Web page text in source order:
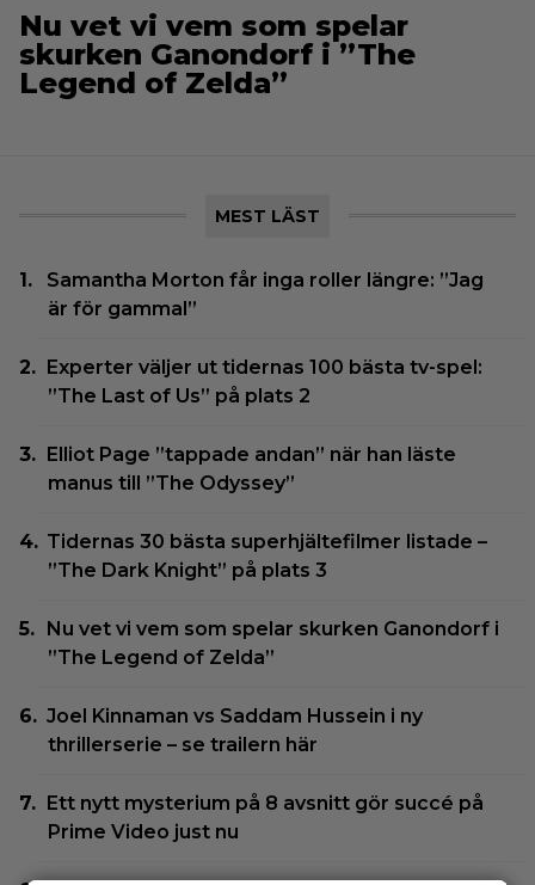
Nu vet vi vem som spelar
skurken Ganondorf i ”The
Legend of Zelda”
MEST LÄST
Samantha Morton får inga roller längre: ”Jag
är för gammal”
Experter väljer ut tidernas 100 bästa tv-spel:
”The Last of Us” på plats 2
Elliot Page ”tappade andan” när han läste
manus till ”The Odyssey”
Tidernas 30 bästa superhjältefilmer listade –
”The Dark Knight” på plats 3
Nu vet vi vem som spelar skurken Ganondorf i
”The Legend of Zelda”
Joel Kinnaman vs Saddam Hussein i ny
thrillerserie – se trailern här
Ett nytt mysterium på 8 avsnitt gör succé på
Prime Video just nu